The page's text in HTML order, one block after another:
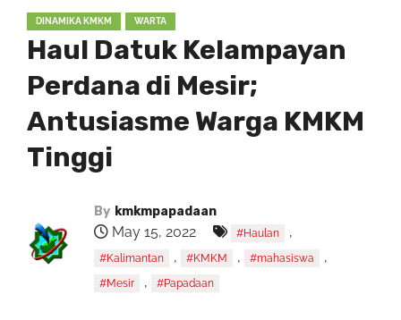
DINAMIKA KMKM WARTA
Haul Datuk Kelampayan
Perdana di Mesir;
Antusiasme Warga KMKM
Tinggi
By kmkmpapadaan
May 15, 2022 #Haulan ,
#Kalimantan , #KMKM , #mahasiswa ,
#Mesir , #Papadaan